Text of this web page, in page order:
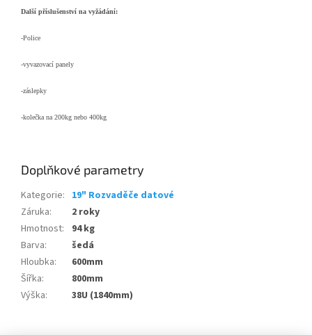
Další příslušenství na vyžádání:
-Police
-vyvazovací panely
-záslepky
-kolečka na 200kg nebo 400kg
Doplňkové parametry
Kategorie: 19" Rozvaděče datové
Záruka:
2 roky
Hmotnost:
94 kg
Barva:
šedá
Hloubka:
600mm
Šířka:
800mm
Výška: 38U (1840mm)